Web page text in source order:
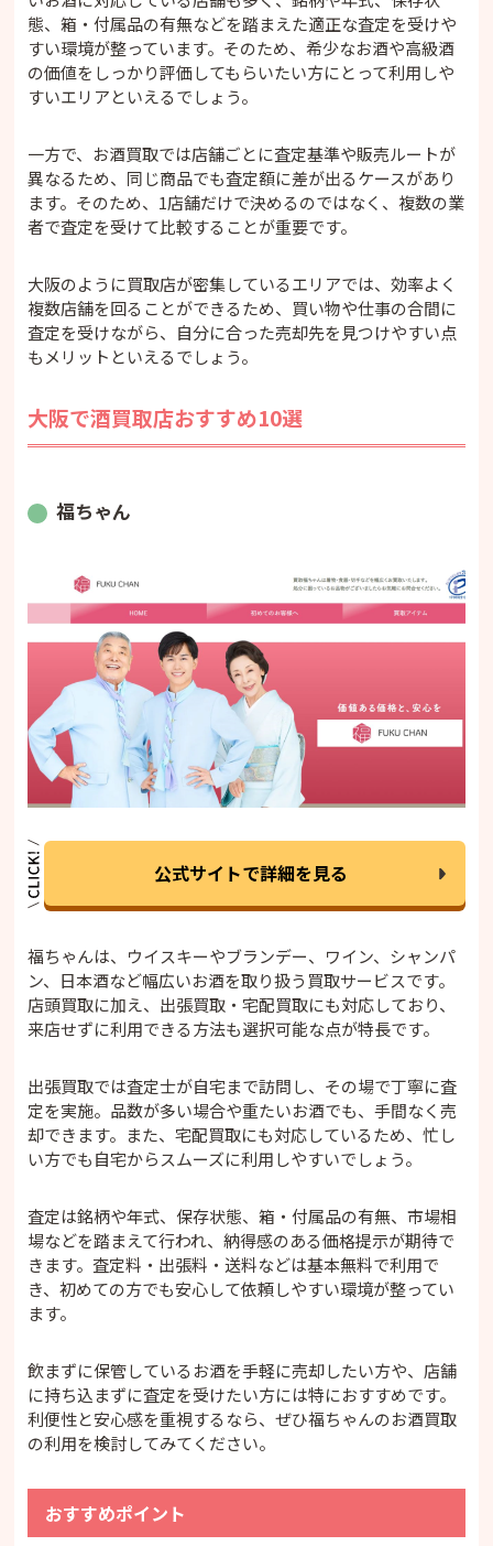
態、箱・付属品の有無などを踏まえた適正な査定を受けや
すい環境が整っています。そのため、希少なお酒や高級酒
の価値をしっかり評価してもらいたい方にとって利用しや
すいエリアといえるでしょう。
一方で、お酒買取では店舗ごとに査定基準や販売ルートが
異なるため、同じ商品でも査定額に差が出るケースがあり
ます。そのため、1店舗だけで決めるのではなく、複数の業
者で査定を受けて比較することが重要です。
大阪のように買取店が密集しているエリアでは、効率よく
複数店舗を回ることができるため、買い物や仕事の合間に
査定を受けながら、自分に合った売却先を見つけやすい点
もメリットといえるでしょう。
大阪で酒買取店おすすめ10選
福ちゃん
公式サイトで詳細を見る
福ちゃんは、ウイスキーやブランデー、ワイン、シャンパ
ン、日本酒など幅広いお酒を取り扱う買取サービスです。
店頭買取に加え、出張買取・宅配買取にも対応しており、
来店せずに利用できる方法も選択可能な点が特長です。
出張買取では査定士が自宅まで訪問し、その場で丁寧に査
定を実施。品数が多い場合や重たいお酒でも、手間なく売
却できます。また、宅配買取にも対応しているため、忙し
い方でも自宅からスムーズに利用しやすいでしょう。
査定は銘柄や年式、保存状態、箱・付属品の有無、市場相
場などを踏まえて行われ、納得感のある価格提示が期待で
きます。査定料・出張料・送料などは基本無料で利用で
き、初めての方でも安心して依頼しやすい環境が整ってい
ます。
飲まずに保管しているお酒を手軽に売却したい方や、店舗
に持ち込まずに査定を受けたい方には特におすすめです。
利便性と安心感を重視するなら、ぜひ福ちゃんのお酒買取
の利用を検討してみてください。
おすすめポイント